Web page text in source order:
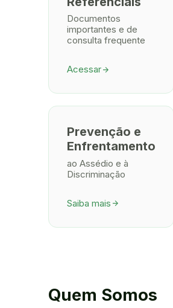
Documentos
importantes e de
consulta frequente
Acessararrow_forward
Prevenção e
Enfrentamento
ao Assédio e à
Discriminação
Saiba mais arrow_forward
Quem Somos